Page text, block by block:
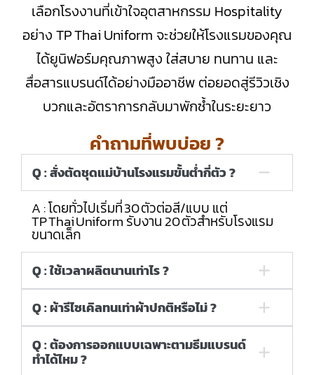
เลือกโรงงานที่เข้าใจอุตสาหกรรม Hospitality
อย่าง TP Thai Uniform จะช่วยให้โรงแรมของคุณ
ได้ยูนิฟอร์มคุณภาพสูง ใส่สบาย ทนทาน และ
สื่อสารแบรนด์ได้อย่างมืออาชีพ ต่อยอดสู่รีวิวเชิง
บวกและอัตราการกลับมาพักซ้ำในระยะยาว
คำถามที่พบบ่อย ?
Q : สั่งตัดชุดแม่บ้านโรงแรมขั้นต่ำกี่ตัว ?
A : โดยทั่วไปเริ่มที่ 30 ตัวต่อสี/แบบ แต่
TP Thai Uniform รับงาน 20 ตัวสำหรับโรงแรม
ขนาดเล็ก
Q : ใช้เวลาผลิตนานเท่าไร ?
Q : ผ้ารีไซเคิลทนเท่าผ้าปกติหรือไม่ ?
Q : ต้องการออกแบบเฉพาะตามธีมแบรนด์
ทำได้ไหม ?